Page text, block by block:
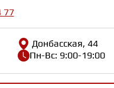
77
Донбасская, 44
Пн-Вс: 9:00-19:00